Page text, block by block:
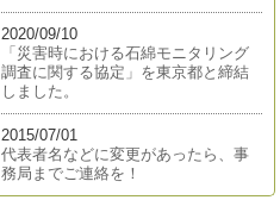
2020/09/10
「災害時における石綿モニタリング
調査に関する協定」を東京都と締結
しました。
2015/07/01
代表者名などに変更があったら、事
務局までご連絡を！